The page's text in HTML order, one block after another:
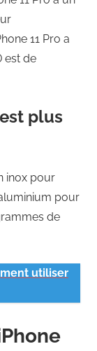
11 Pro a
est de
plus
inox pour
pour
de
utiliser